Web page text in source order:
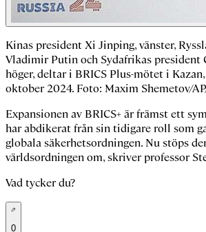
Kinas president Xi Jinping, vänster,
Vladimir Putin och Sydafrikas president
höger, deltar i BRICS Plus-mötet i
oktober 2024. Foto: Maxim Shemetov/
Expansionen av BRICS+ är främst ett
har abdikerat från sin tidigare roll som
globala säkerhetsordningen. Nu stöps
världsordningen om, skriver professor
Vad tycker du?
0